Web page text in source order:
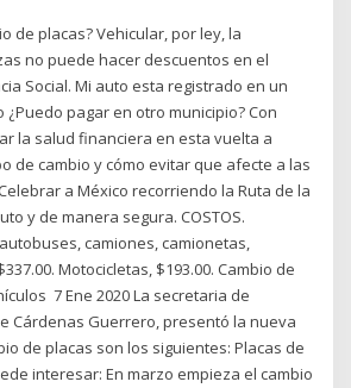
de placas? Vehicular, por ley, la
no puede hacer descuentos en el
Social. Mi auto esta registrado en un
pagar en otro municipio? Con
la salud financiera en esta vuelta a
de cambio y cómo evitar que afecte a las
a México recorriendo la Ruta de la
y de manera segura. COSTOS.
autobuses, camiones, camionetas,
Motocicletas, $193.00. Cambio de
7 Ene 2020 La secretaria de
Cárdenas Guerrero, presentó la nueva
de placas son los siguientes: Placas de
interesar: En marzo empieza el cambio